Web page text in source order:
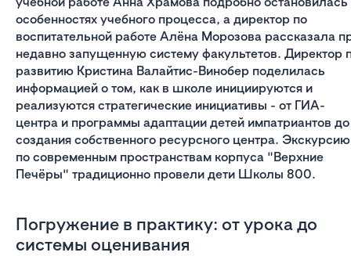
особенностях учебного процесса, а директор по
воспитательной работе Алёна Морозова рассказала
недавно запущенную систему факультетов. Директор
развитию Кристина Валайтис-Винобер поделилась
информацией о том, как в школе инициируются и
реализуются стратегические инициативы - от ГИА-
центра и программы адаптации детей импатриантов до
создания собственного ресурсного центра. Экскурсию
по современным пространствам корпуса "Верхние
Печёры" традиционно провели дети Школы 800.
Погружение в практику: от урока до
системы оценивания